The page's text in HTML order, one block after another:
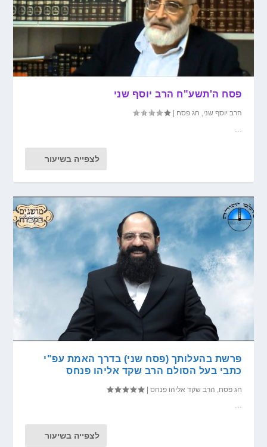
פסח ה'תשע"ח הרב יוסף שני
הרב יוסף שני, חג פסח |
...
לצפייה בשיעור
פרשת בהעלותך (פסח שני) בדרך האמת עפ"י
כתבי בעל הסולם הרב שקד אליהו פנחס
חג פסח, הרב שקד אליהו פנחס |
לצפייה בשיעור